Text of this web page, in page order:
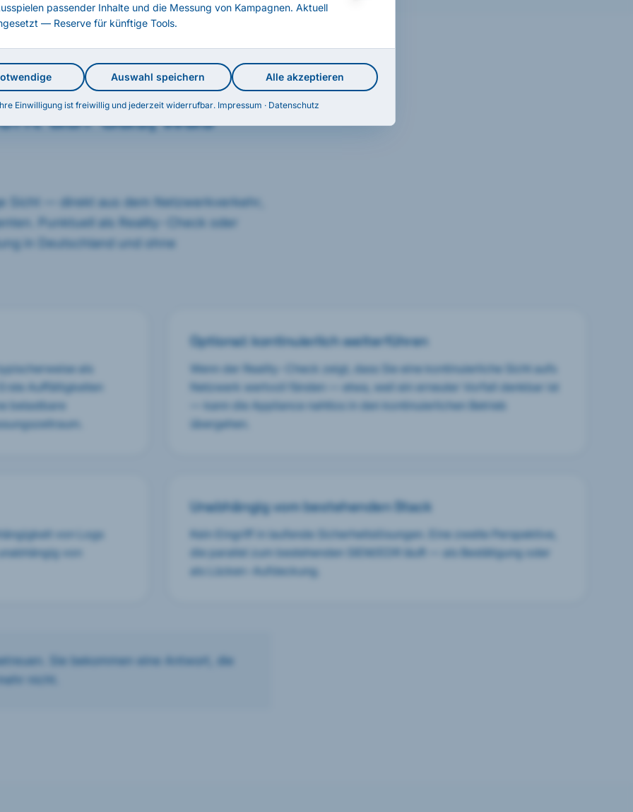
auf das, was
Sicht — direkt aus dem Netzwerkverkehr,
Punktuell als Reality-Check oder
in Deutschland und ohne
als
Auffälligkeiten
belastbare
Optional: kontinuierlich weiterführen
Wenn der Reality-Check zeigt, dass Sie eine kontinuierliche Sicht aufs
Netzwerk wertvoll fänden — etwa, weil ein erneuter Vorfall denkbar ist
— kann die Appliance nahtlos in den kontinuierlichen Betrieb
übergehen.
von Logs
von
Unabhängig vom bestehenden Stack
Kein Eingriff in laufende Sicherheitslösungen. Eine zweite Perspektive,
die parallel zum bestehenden SIEM/EDR läuft — als Bestätigung oder
als Lücken-Aufdeckung.
Sie bekommen eine Antwort, die
nicht.
passender Inhalte und die Messung von Kampagnen. Aktuell
— Reserve für künftige Tools.
Auswahl speichern Alle akzeptieren
Einwilligung ist freiwillig und jederzeit widerrufbar. Impressum · Datenschutz